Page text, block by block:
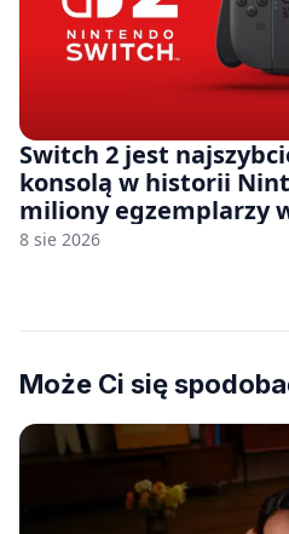
Switch 2 jest
konsolą w historii
miliony egzemplarzy
8 sie 2026
Może Ci się